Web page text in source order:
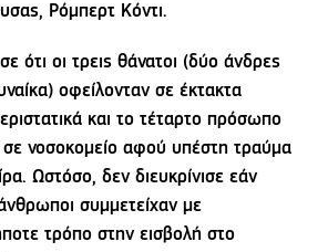
Ρόμπερτ Κόντι.
ότι οι τρεις θάνατοι (δύο άνδρες
οφείλονταν σε έκτακτα
και το τέταρτο πρόσωπο
νοσοκομείο αφού υπέστη τραύμα
Ωστόσο, δεν διευκρίνισε εάν
συμμετείχαν με
τρόπο στην εισβολή στο